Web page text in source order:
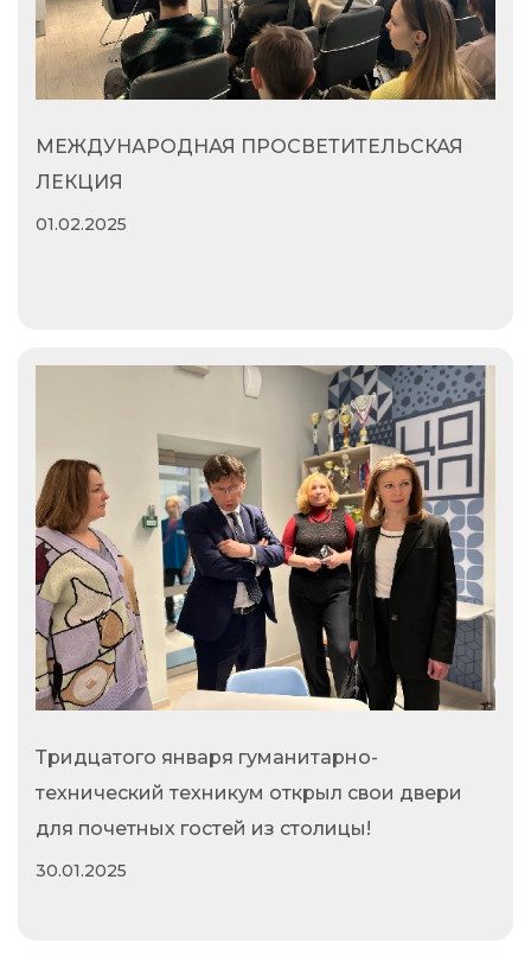
МЕЖДУНАРОДНАЯ ПРОСВЕТИТЕЛЬСКАЯ
ЛЕКЦИЯ
01.02.2025
Тридцатого января гуманитарно-
технический техникум открыл свои двери
для почетных гостей из столицы!
30.01.2025